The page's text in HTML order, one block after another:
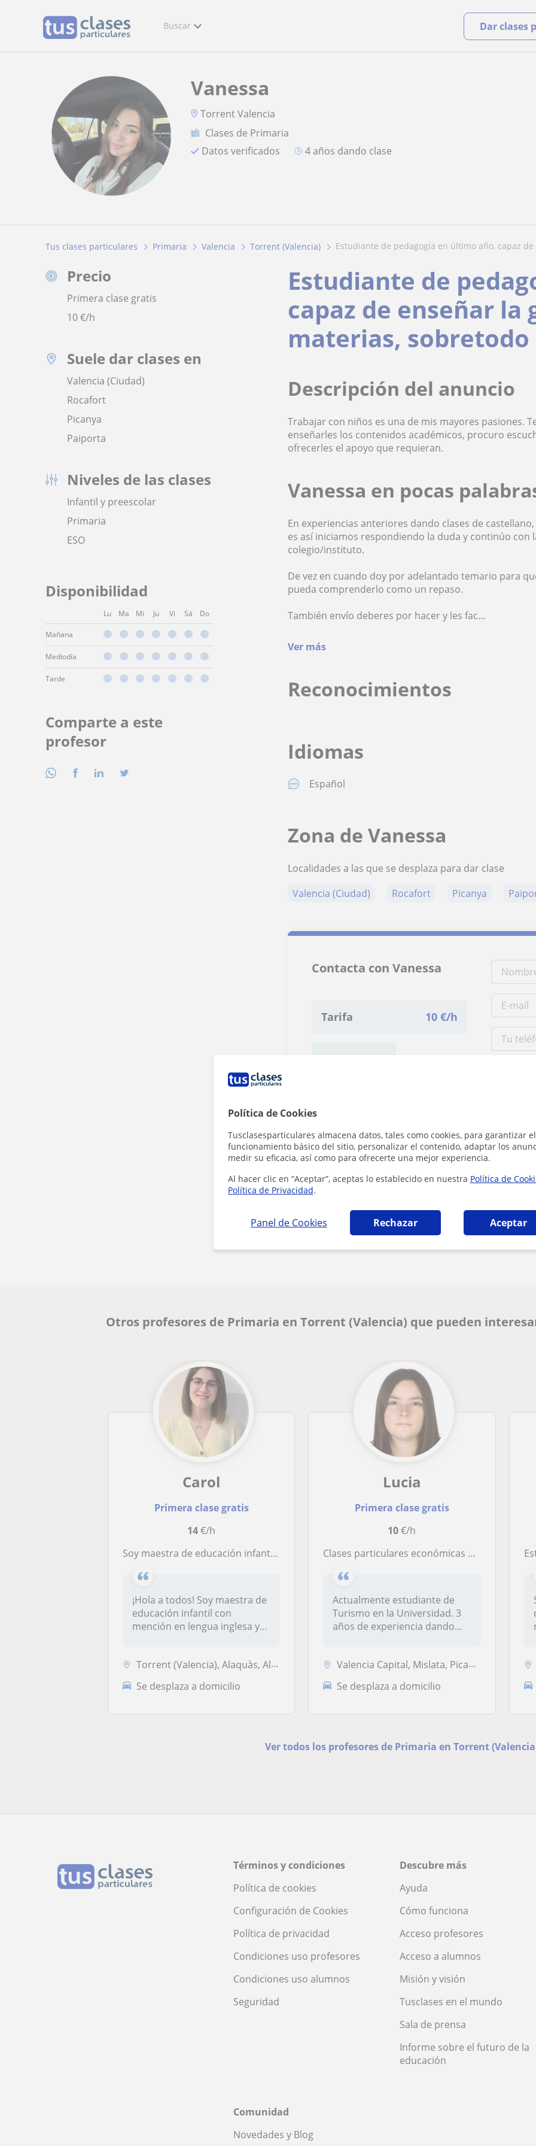
Política de Cookies
Tusclasesparticulares almacena datos, tales como cookies, para garantizar el
funcionamiento básico del sitio, personalizar el contenido, adaptar los
medir su eficacia, así como para ofrecerte una mejor experiencia.
Al hacer clic en “Aceptar”, aceptas lo establecido en nuestra Política de
Política de Privacidad.
Panel de Cookies Rechazar Aceptar
Buscar Dar clases
Vanessa
Torrent Valencia
Clases de Primaria
Datos verificados
4 años dando clase
Tus clases particulares Primaria Valencia Torrent (Valencia) estudiante de pedagogía en último año, capaz
Precio
Primera clase gratis
10€/h
Suele dar clases en
Valencia (Ciudad)
Rocafort
Picanya
Paiporta
Niveles de las clases
Infantil y preescolar
Primaria
ESO
Disponibilidad
Lu Ma Mi Ju Vi Sá Do
Mañana
Mediodía
Tarde
Comparte a este
profesor
Estudiante de
capaz de enseñar
materias,
Descripción del anuncio
Trabajar con niños es una de mis mayores pasiones.
enseñarles los contenidos académicos, procuro
ofrecerles el apoyo que requieran.
Vanessa en pocas
En experiencias anteriores dando clases de
es así iniciamos respondiendo la duda y continúo
colegio/instituto.
De vez en cuando doy por adelantado temario para
pueda comprenderlo como un repaso.
También envío deberes por hacer y les fac...
Ver más
Reconocimientos
Idiomas
Español
Zona de Vanessa
Localidades a las que se desplaza para dar clase
Valencia (Ciudad)
Rocafort Picanya
Contacta con Vanessa
Tarifa 10 €/h
1ª clase gratis
Al hacer
¿Hay algún error en este perfil? Cuéntanos
Otros profesores de Primaria en Torrent (Valencia) que pueden
Carol
Primera clase gratis
14€/h
Soy maestra de educación infantil y educadora infantil
¡Hola a todos! Soy maestra de
educación infantil con
mención en lengua inglesa y
Torrent (Valencia), Alaquàs, Aldaia, Paiporta, Picanya
Se desplaza a domicilio
Lucia
Primera clase gratis
10€/h
Clases particulares económicas primaria y secundaria
Actualmente estudiante de
Turismo en la Universidad. 3
años de experiencia dando
Valencia Capital, Mislata, Picanya, Quart de Poblet, Torrent (Valencia...
Se desplaza a domicilio
Ver todos los profesores de Primaria en Torrent
Términos y condiciones
Política de cookies
Configuración de Cookies
Política de privacidad
Condiciones uso profesores
Condiciones uso alumnos
Seguridad
Descubre más
Ayuda
Cómo funciona
Acceso profesores
Acceso a alumnos
Misión y visión
Tusclases en el mundo
Sala de prensa
Informe sobre el futuro de la
educación
Comunidad
Novedades y Blog